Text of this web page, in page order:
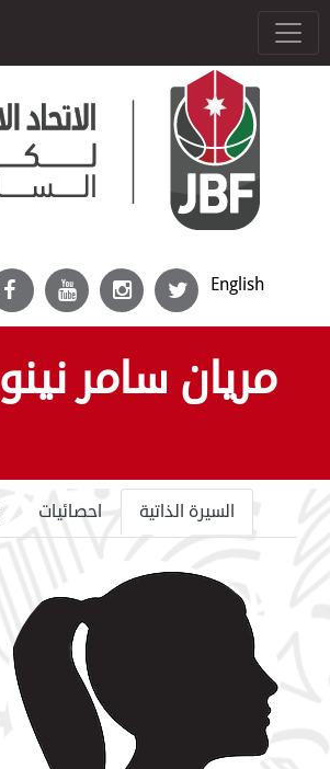
English
مريان سامر نينو
السيرة الذاتية احصائيات